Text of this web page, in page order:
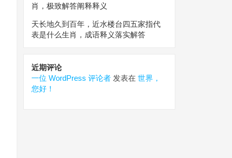
肖，极致解答阐释释义
天长地久到百年，近水楼台四五家指代
表是什么生肖，成语释义落实解答
近期评论
一位 WordPress 评论者 发表在 世界，
您好！